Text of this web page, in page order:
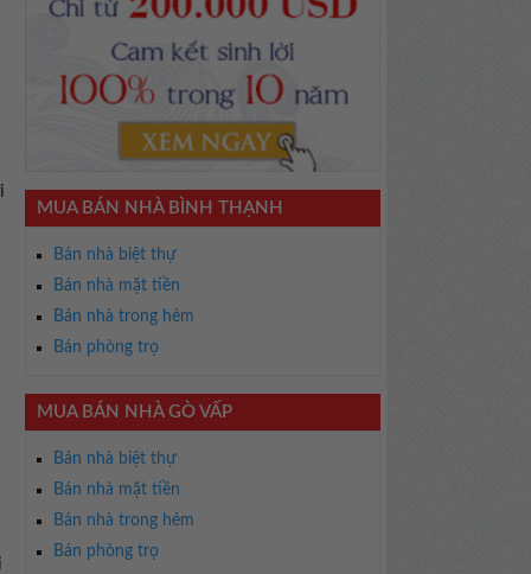
MUA BÁN NHÀ BÌNH THẠNH
Bán nhà biệt thự
Bán nhà mặt tiền
Bán nhà trong hẻm
Bán phòng trọ
MUA BÁN NHÀ GÒ VẤP
Bán nhà biệt thự
Bán nhà mặt tiền
Bán nhà trong hẻm
Bán phòng trọ